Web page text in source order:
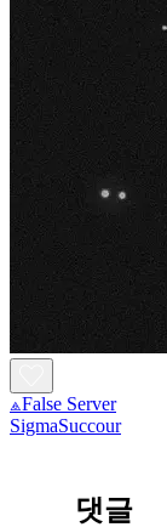
⟁False Server
SigmaSuccour
댓글